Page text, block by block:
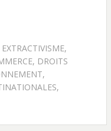
EXTRACTIVISME,
, DROITS
,
,